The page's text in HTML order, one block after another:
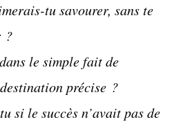
tu savourer, sans te
?
le simple fait de
précise ?
si le succès n’avait pas de